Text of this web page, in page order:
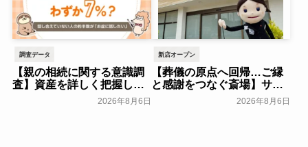
調査データ
【親の相続に関する意識調
査】資産を詳しく把握して
いる人はわずか7％？具体的
に話せていない人の約半数
2026年8月6日
新店オープン
【葬儀の原点へ回帰…ご縁
と感謝をつなぐ斎場】サ
ン・ライフ、「八王子北野
ファミリーホール」を2026
2026年8月6日